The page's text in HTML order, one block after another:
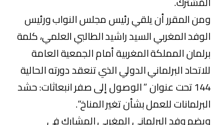
ومن المقرر أن يلقي رئيس مجلس النواب ورئيس
الوفد المغربي السيد راشيد الطالبي العلمي، كلمة
برلمان المملكة المغربية أمام الجمعية العامة
للاتحاد البرلماني الدولي الذي تنعقد دورته الحالية
144 تحت عنوان ” الوصول إلى صفر انبعاثات: حشد
البرلمانات للعمل بشأن تغير المناخ”.
ويضم وفد البرلماني المغربي المشارك في